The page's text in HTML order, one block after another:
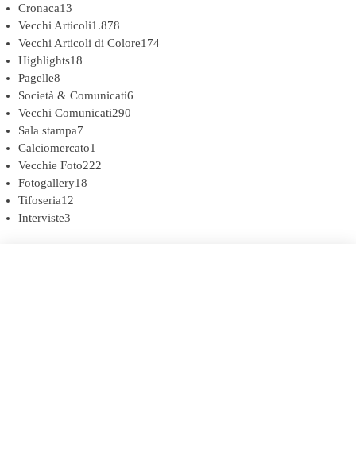
Cronaca13
Vecchi Articoli1.878
Vecchi Articoli di Colore174
Highlights18
Pagelle8
Società & Comunicati6
Vecchi Comunicati290
Sala stampa7
Calciomercato1
Vecchie Foto222
Fotogallery18
Tifoseria12
Interviste3